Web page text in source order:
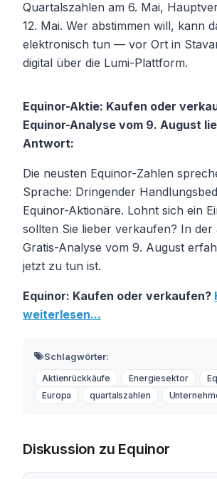
Quartalszahlen am 6. Mai,
12. Mai. Wer abstimmen will, kann
elektronisch tun — vor Ort in
digital über die Lumi-Plattform.
Equinor-Aktie: Kaufen oder
Equinor-Analyse vom 9. August
Antwort:
Die neusten Equinor-Zahlen
Sprache: Dringender
Equinor-Aktionäre. Lohnt sich ein
sollten Sie lieber verkaufen? In der
Gratis-Analyse vom 9. August
jetzt zu tun ist.
Equinor: Kaufen oder verkaufen?
weiterlesen...
Schlagwörter:
Aktienrückkäufe Energiesektor
Europa
quartalszahlen
Diskussion zu Equinor